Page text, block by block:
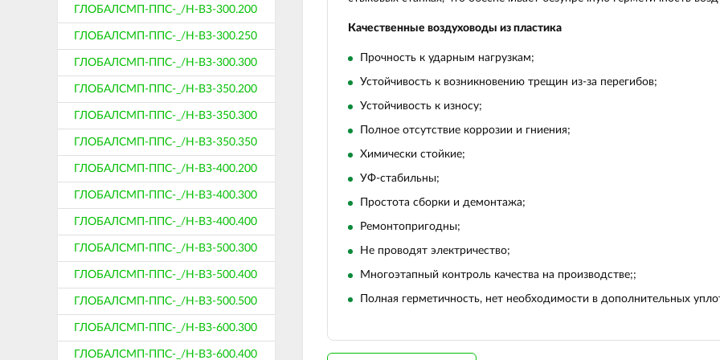
ГЛОБАЛСМП-ППС-_/Н-ВЗ-300.200
ГЛОБАЛСМП-ППС-_/Н-ВЗ-300.250
ГЛОБАЛСМП-ППС-_/Н-ВЗ-300.300
ГЛОБАЛСМП-ППС-_/Н-ВЗ-350.200
ГЛОБАЛСМП-ППС-_/Н-ВЗ-350.300
ГЛОБАЛСМП-ППС-_/Н-ВЗ-350.350
ГЛОБАЛСМП-ППС-_/Н-ВЗ-400.200
ГЛОБАЛСМП-ППС-_/Н-ВЗ-400.300
ГЛОБАЛСМП-ППС-_/Н-ВЗ-400.400
ГЛОБАЛСМП-ППС-_/Н-ВЗ-500.300
ГЛОБАЛСМП-ППС-_/Н-ВЗ-500.400
ГЛОБАЛСМП-ППС-_/Н-ВЗ-500.500
ГЛОБАЛСМП-ППС-_/Н-ВЗ-600.300
ГЛОБАЛСМП-ППС-_/Н-ВЗ-600.400
Качественные воздуховоды из пластика
Прочность к ударным нагрузкам;
Устойчивость к возникновению трещин из-за перегибов;
Устойчивость к износу;
Полное отсутствие коррозии и гниения;
Химически стойкие;
УФ-стабильны;
Простота сборки и демонтажа;
Ремонтопригодны;
Не проводят электричество;
Многоэтапный контроль качества на производстве;;
Полная герметичность, нет необходимости в дополнительных